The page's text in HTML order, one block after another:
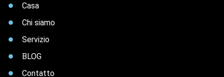
Casa
Chi siamo
Servizio
BLOG
Contatto